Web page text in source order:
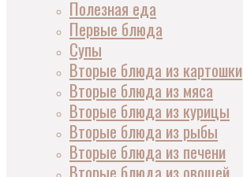
Полезная еда
Первые блюда
Супы
Вторые блюда из картошки
Вторые блюда из мяса
Вторые блюда из курицы
Вторые блюда из рыбы
Вторые блюда из печени
Вторые блюда из овощей